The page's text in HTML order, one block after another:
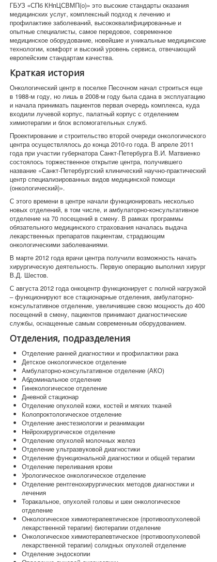
ГБУЗ «СПб КНпЦСВМП(о)» это высокие стандарты оказания
медицинских услуг, комплексный подход к лечению и
профилактике заболеваний, высококвалифицированные и
опытные специалисты, самое передовое, современное
медицинское оборудование, новейшие и уникальные медицинские
технологии, комфорт и высокий уровень сервиса, отвечающий
европейским стандартам качества.
Краткая история
Онкологический центр в поселке Песочном начал строиться еще
в 1988-м году, но лишь в 2008-м году была сдана в эксплуатацию
и начала принимать пациентов первая очередь комплекса, куда
входили лучевой корпус, палатный корпус с отделением
химиотерапии и блок вспомогательных служб.
Проектирование и строительство второй очереди онкологического
центра осуществлялось до конца 2010-го года. В апреле 2011
года при участии губернатора Санкт-Петербурга В.И. Матвиенко
состоялось торжественное открытие центра, получившего
название «Санкт-Петербургский клинический научно-практический
центр специализированных видов медицинской помощи
(онкологический)».
С этого времени в центре начали функционировать несколько
новых отделений, в том числе, и амбулаторно-консультативное
отделение на 70 посещений в смену. В рамках программы
обязательного медицинского страхования началась выдача
лекарственных препаратов пациентам, страдающим
онкологическими заболеваниями.
В марте 2012 года врачи центра получили возможность начать
хирургическую деятельность. Первую операцию выполнил хирург
В.Д. Шестов.
С августа 2012 года онкоцентр функционирует с полной нагрузкой
– функционируют все стационарные отделения, амбулаторно-
консультативное отделение, увеличившее свою мощность до 400
посещений в смену, пациентов принимают диагностические
службы, оснащенные самым современным оборудованием.
Отделения, подразделения
Отделение ранней диагностики и профилактики рака
Детское онкологическое отделение
Амбулаторно-консультативное отделение (АКО)
Абдоминальное отделение
Гинекологическое отделение
Дневной стационар
Отделение опухолей кожи, костей и мягких тканей
Колопроктологическое отделение
Отделение анестезиологии и реанимации
Нейрохирургическое отделение
Отделение опухолей молочных желез
Отделение ультразвуковой диагностики
Отделение функциональной диагностики и общей терапии
Отделение переливания крови
Урологическое онкологическое отделение
Отделение рентгенохирургических методов диагностики и
лечения
Торакальное, опухолей головы и шеи онкологическое
отделение
Онкологическое химиотерапевтическое (противоопухолевой
лекарственной терапии) биотерапии отделение
Онкологическое химиотерапевтическое (противоопухолевой
лекарственной терапии) солидных опухолей отделение
Отделение эндоскопии